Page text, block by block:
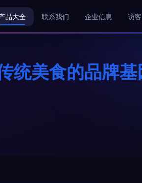
品大全 联系我们 企业信息 访
统美食的品牌基